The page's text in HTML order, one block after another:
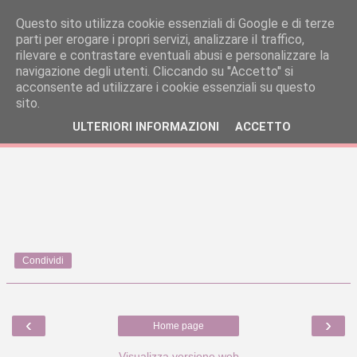
Condividi
‹ ›
Home page
Questo sito utilizza cookie essenziali di Google e di terze
parti per erogare i propri servizi, analizzare il traffico,
rilevare e contrastare eventuali abusi e personalizzare la
navigazione degli utenti. Cliccando su ''Accetto'' si
acconsente ad utilizzare i cookie essenziali su questo
sito.
ULTERIORI INFORMAZIONI ACCETTO